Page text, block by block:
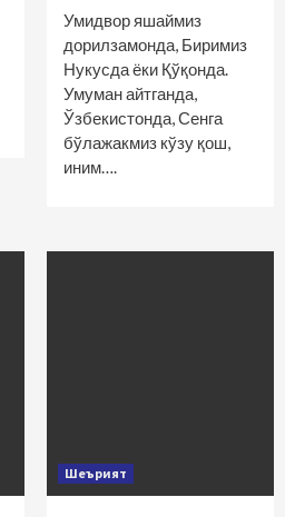
Умидвор яшаймиз
дорилзамонда, Биримиз
Нукусда ёки Қўқонда.
Умуман айтганда,
Ўзбекистонда, Сенга
бўлажакмиз кўзу қош,
иним….
Шеърият